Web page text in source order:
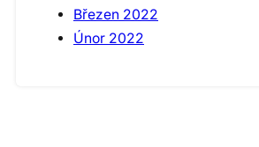
Březen 2022
Únor 2022